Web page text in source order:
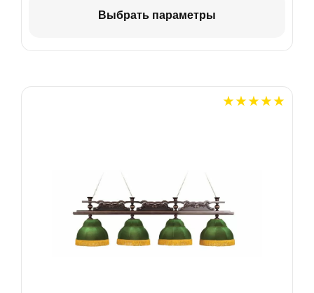
Выбрать параметры